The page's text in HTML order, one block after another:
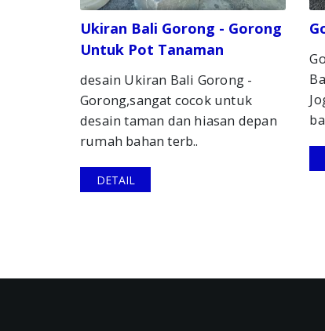
Ukiran Bali Gorong - Gorong
Untuk Pot Tanaman
desain Ukiran Bali Gorong -
Gorong,sangat cocok untuk
desain taman dan hiasan depan
rumah bahan terb..
DETAIL